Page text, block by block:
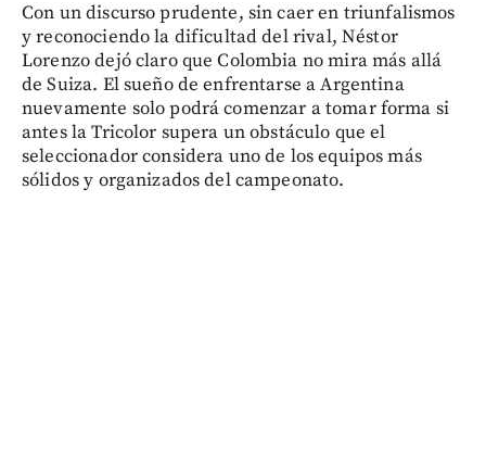
Con un discurso prudente, sin caer en triunfalismos
y reconociendo la dificultad del rival, Néstor
Lorenzo dejó claro que Colombia no mira más allá
de Suiza. El sueño de enfrentarse a Argentina
nuevamente solo podrá comenzar a tomar forma si
antes la Tricolor supera un obstáculo que el
seleccionador considera uno de los equipos más
sólidos y organizados del campeonato.